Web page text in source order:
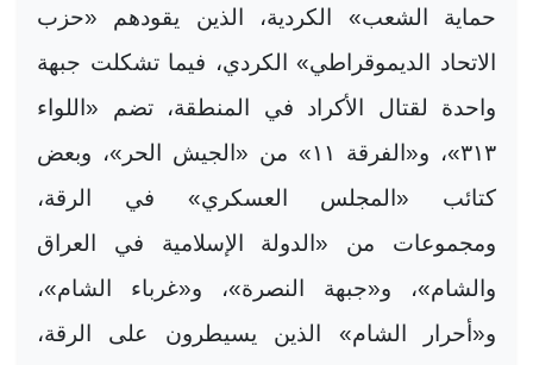
حماية الشعب» الكردية، الذين يقودهم «حزب
الاتحاد الديموقراطي» الكردي، فيما تشكلت جبهة
واحدة لقتال الأكراد في المنطقة، تضم «اللواء
٣١٣»، و«الفرقة ١١» من «الجيش الحر»، وبعض
كتائب «المجلس العسكري» في الرقة،
ومجموعات من «الدولة الإسلامية في العراق
والشام»، و«جبهة النصرة»، و«غرباء الشام»،
و«أحرار الشام» الذين يسيطرون على الرقة،